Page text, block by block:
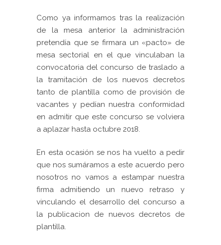
Como ya informamos tras la realización
de la mesa anterior la administración
pretendía que se firmara un «pacto» de
mesa sectorial en el que vinculaban la
convocatoria del concurso de traslado a
la tramitación de los nuevos decretos
tanto de plantilla como de provisión de
vacantes y pedían nuestra conformidad
en admitir que este concurso se volviera
a aplazar hasta octubre 2018.
En esta ocasión se nos ha vuelto a pedir
que nos sumáramos a este acuerdo pero
nosotros no vamos a estampar nuestra
firma admitiendo un nuevo retraso y
vinculando el desarrollo del concurso a
la publicacion de nuevos decretos de
plantilla.